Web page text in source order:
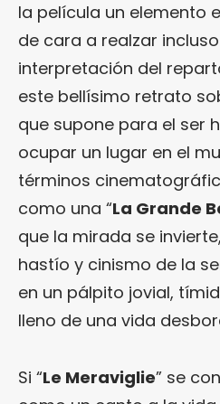
la película un elemento
de cara a realzar
interpretación del
este bellísimo retrato
que supone para el ser
ocupar un lugar en el
términos
como una “La Grande
que la mirada se
hastío y cinismo de la
en un pálpito jovial,
lleno de una vida
Si “Le Meraviglie” se